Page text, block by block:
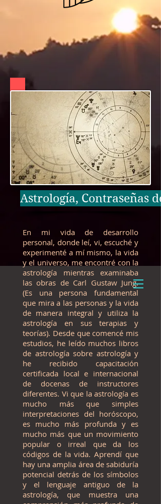
Astrología, Contraseñas
En mi vida de desarrollo
personal, donde leí, vi, escuché y
experimenté a mí mismo, la vida
y el universo, me encontré con la
astrología mientras examinaba
las obras de Carl Gustaw Jung.
(Es una persona fundamental
que mira a las personas y la vida
de manera integral y utiliza la
astrología en sus terapias y
teorías). Desde que comencé mis
estudios, he leído muchos libros
de astrología sobre astrología y
he recibido capacitación
certificada local e internacional
de docenas de instructores
diferentes. Vi que la astrología es
mucho más que simples
interpretaciones del horóscopo,
es mucho más profunda y es
mucho más que un movimiento
popular o irreal que da los
códigos de la vida. Aprendí que
hay una amplia área de sabiduría
potencial detrás de los símbolos
y el lenguaje antiguo de la
astrología, que muestra una